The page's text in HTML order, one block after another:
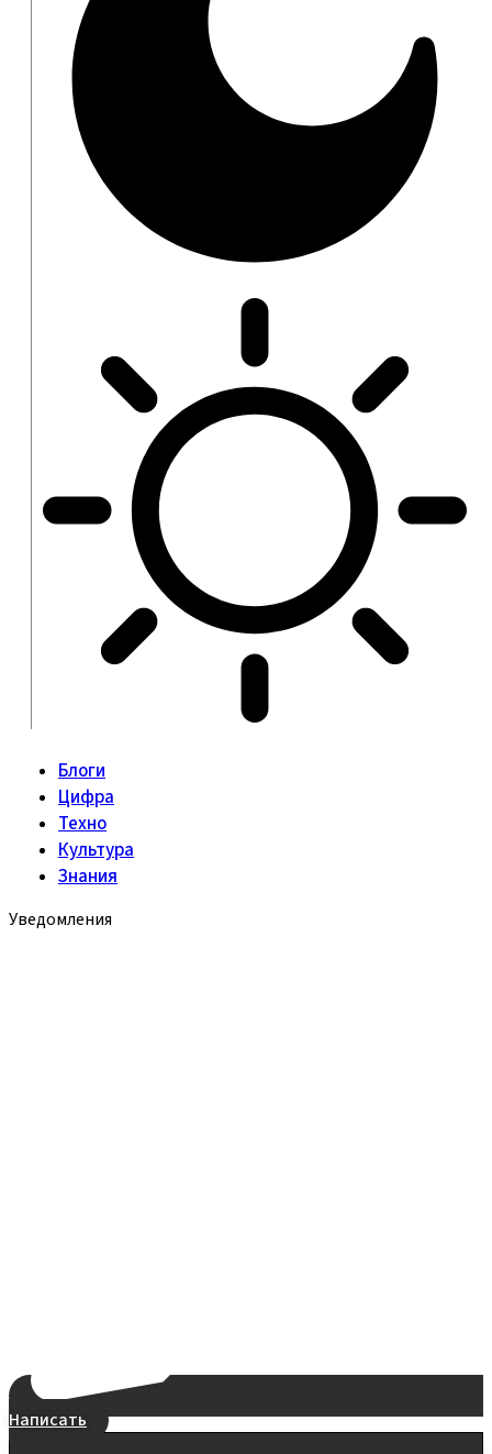
Блоги
Цифра
Техно
Культура
Знания
Уведомления
Написать